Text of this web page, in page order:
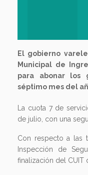
El gobierno
Municipal de
para abonar los
séptimo mes del
La cuota 7 de
de julio, con una
Con respecto a las
Inspección de
finalización del CUIT